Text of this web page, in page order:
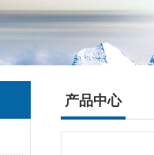
产品中心